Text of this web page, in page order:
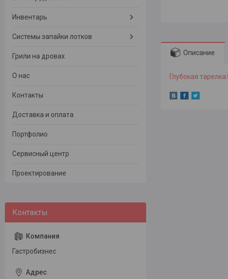
Описание
Глубокая тарелка
Инвентарь
Системы запайки лотков
Грили на дровах
О нас
Контакты
Доставка и оплата
Портфолио
Сервисный центр
Проектирование
Гастробизнес